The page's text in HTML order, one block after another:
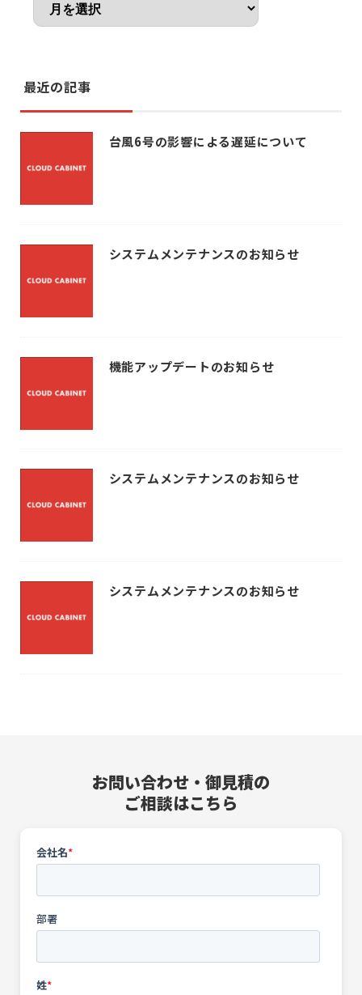
最近の記事
台風6号の影響による遅延について
システムメンテナンスのお知らせ
機能アップデートのお知らせ
システムメンテナンスのお知らせ
システムメンテナンスのお知らせ
お問い合わせ・御見積の
ご相談はこちら